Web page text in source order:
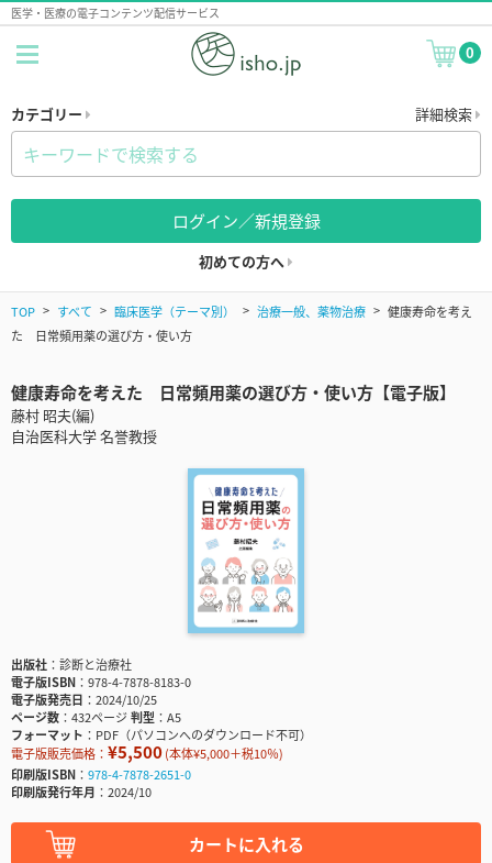
医学・医療の電子コンテンツ配信サービス
0
カテゴリー 詳細検索
ログイン／新規登録
初めての方へ
TOP すべて 臨床医学（テーマ別） 治療一般、薬物治療
健康寿命を考え
た 日常頻用薬の選び方・使い方
健康寿命を考えた 日常頻用薬の選び方・使い方【電子版】
藤村 昭夫(編)
自治医科大学 名誉教授
出版社
診断と治療社
電子版ISBN
978-4-7878-8183-0
電子版発売日
2024/10/25
ページ数
432ページ判型
A5
フォーマット
PDF（パソコンへのダウンロード不可）
電子版販売価格： ¥5,500(本体¥5,000＋税10％)
印刷版ISBN
978-4-7878-2651-0
印刷版発行年月
2024/10
カートに入れる